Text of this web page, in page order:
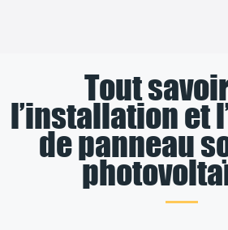
Tout
l’installation et
de panneau